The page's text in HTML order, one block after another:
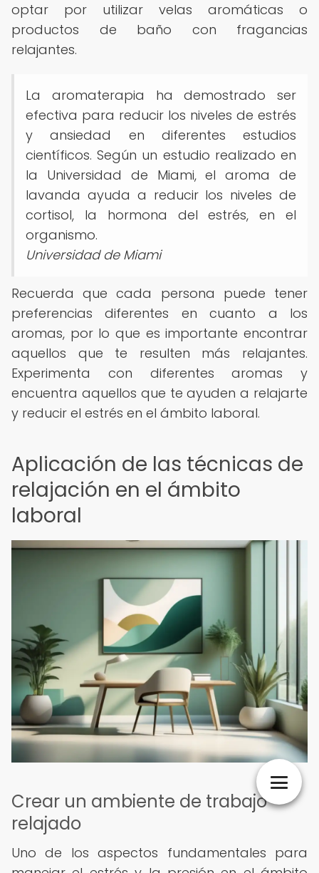
optar por utilizar velas aromáticas o
productos de baño con fragancias
relajantes.
La aromaterapia ha demostrado ser
efectiva para reducir los niveles de estrés
y ansiedad en diferentes estudios
científicos. Según un estudio realizado en
la Universidad de Miami, el aroma de
lavanda ayuda a reducir los niveles de
cortisol, la hormona del estrés, en el
organismo.
Universidad de Miami
Recuerda que cada persona puede tener
preferencias diferentes en cuanto a los
aromas, por lo que es importante encontrar
aquellos que te resulten más relajantes.
Experimenta con diferentes aromas y
encuentra aquellos que te ayuden a relajarte
y reducir el estrés en el ámbito laboral.
Aplicación de las técnicas de
relajación en el ámbito
laboral
Crear un ambiente de trabajo
relajado
Uno de los aspectos fundamentales para